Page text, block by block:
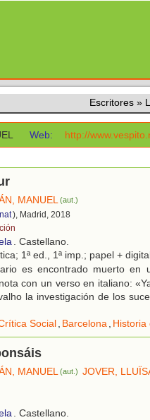
Escritores »
Web: http://
MANUEL(aut.)
), Madrid, 2018
. Castellano.
1ª ed., 1ª imp.; papel +
es encontrado muerto
con un verso en italiano:
la investigación de los
Social, Barcelona, Historia
MANUEL(aut.) JOVER,
. Castellano.